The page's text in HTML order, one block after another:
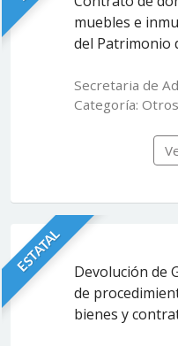
muebles e
del Patrimonio
Secretaria de
Categoría: Otros
ESTATAL
Devolución de
de
bienes y